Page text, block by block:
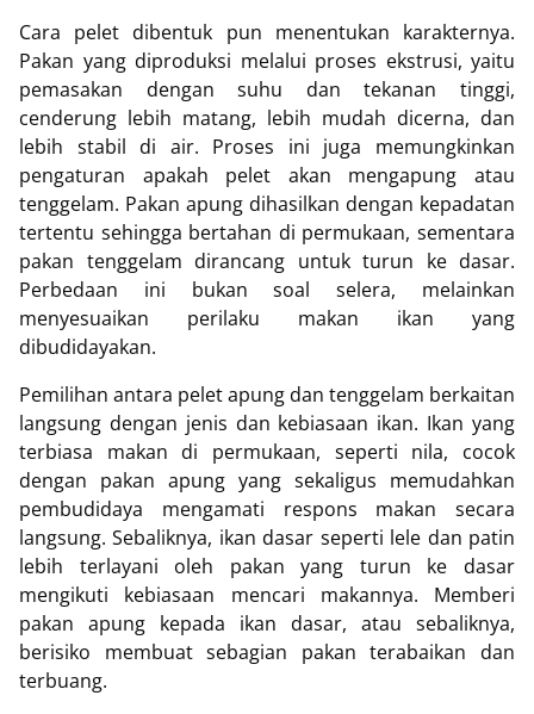
Cara pelet dibentuk pun menentukan karakternya.
Pakan yang diproduksi melalui proses ekstrusi, yaitu
pemasakan dengan suhu dan tekanan tinggi,
cenderung lebih matang, lebih mudah dicerna, dan
lebih stabil di air. Proses ini juga memungkinkan
pengaturan apakah pelet akan mengapung atau
tenggelam. Pakan apung dihasilkan dengan kepadatan
tertentu sehingga bertahan di permukaan, sementara
pakan tenggelam dirancang untuk turun ke dasar.
Perbedaan ini bukan soal selera, melainkan
menyesuaikan perilaku makan ikan yang
dibudidayakan.
Pemilihan antara pelet apung dan tenggelam berkaitan
langsung dengan jenis dan kebiasaan ikan. Ikan yang
terbiasa makan di permukaan, seperti nila, cocok
dengan pakan apung yang sekaligus memudahkan
pembudidaya mengamati respons makan secara
langsung. Sebaliknya, ikan dasar seperti lele dan patin
lebih terlayani oleh pakan yang turun ke dasar
mengikuti kebiasaan mencari makannya. Memberi
pakan apung kepada ikan dasar, atau sebaliknya,
berisiko membuat sebagian pakan terabaikan dan
terbuang.